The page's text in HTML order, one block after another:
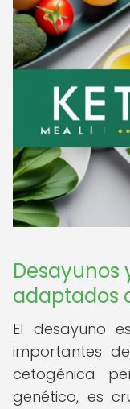
Desayunos
adaptados
El desayuno
importantes
cetogénica
genético, es